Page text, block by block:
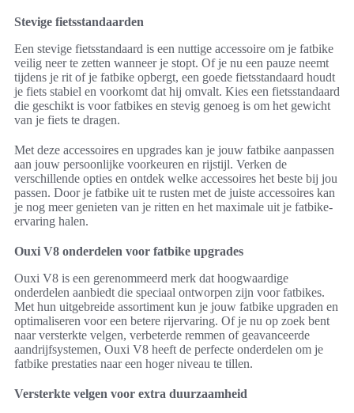
Stevige fietsstandaarden
Een stevige fietsstandaard is een nuttige accessoire om je fatbike
veilig neer te zetten wanneer je stopt. Of je nu een pauze neemt
tijdens je rit of je fatbike opbergt, een goede fietsstandaard houdt
je fiets stabiel en voorkomt dat hij omvalt. Kies een fietsstandaard
die geschikt is voor fatbikes en stevig genoeg is om het gewicht
van je fiets te dragen.
Met deze accessoires en upgrades kan je jouw fatbike aanpassen
aan jouw persoonlijke voorkeuren en rijstijl. Verken de
verschillende opties en ontdek welke accessoires het beste bij jou
passen. Door je fatbike uit te rusten met de juiste accessoires kan
je nog meer genieten van je ritten en het maximale uit je fatbike-
ervaring halen.
Ouxi V8 onderdelen voor fatbike upgrades
Ouxi V8 is een gerenommeerd merk dat hoogwaardige
onderdelen aanbiedt die speciaal ontworpen zijn voor fatbikes.
Met hun uitgebreide assortiment kun je jouw fatbike upgraden en
optimaliseren voor een betere rijervaring. Of je nu op zoek bent
naar versterkte velgen, verbeterde remmen of geavanceerde
aandrijfsystemen, Ouxi V8 heeft de perfecte onderdelen om je
fatbike prestaties naar een hoger niveau te tillen.
Versterkte velgen voor extra duurzaamheid